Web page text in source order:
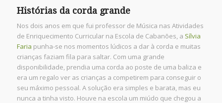
Histórias da corda grande
Nos dois anos em que fui professor de Música nas Atividades
de Enriquecimento Curricular na Escola de Cabanões, a Sílvia
Faria punha-se nos momentos lúdicos a dar à corda e muitas
crianças faziam fila para saltar. Com uma grande
disponibilidade, prendia uma corda ao poste de uma baliza e
era um regalo ver as crianças a competirem para conseguir o
seu máximo pessoal. A solução era simples e barata, mas eu
nunca a tinha visto. Houve na escola um miúdo que chegou a